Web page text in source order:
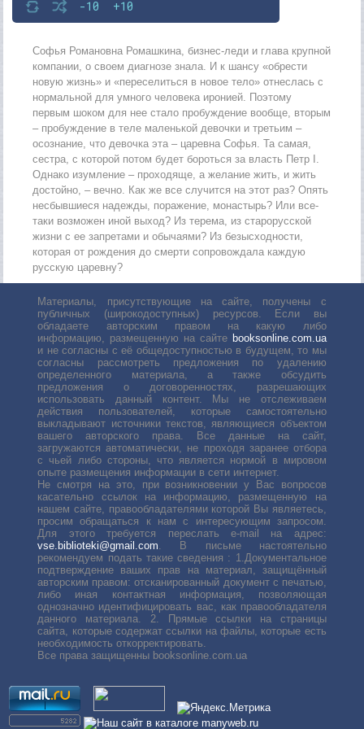
-10 +10
Софья Романовна Ромашкина, бизнес-леди и глава крупной
компании, о своем диагнозе знала. И к шансу «обрести
новую жизнь» и «переселиться в новое тело» отнеслась с
нормальной для умного человека иронией. Поэтому
первым шоком для нее стало пробуждение вообще, вторым
– пробуждение в теле маленькой девочки и третьим –
осознание, что девочка эта – царевна Софья. Та самая,
сестра, с которой потом будет бороться за власть Петр I.
Однако изумление – проходяще, а желание жить, и жить
достойно, – вечно. Как же все случится на этот раз? Опять
несбывшиеся надежды, поражение, монастырь? Или все-
таки возможен иной выход? Из терема, из старорусской
жизни с ее запретами и обычаями? Из безысходности,
которая от рождения до смерти сопровождала каждую
русскую царевну?
Материалы, присутствующие на сайте, получены с
публичных (широкодоступных) ресурсов. Если вы
обладаете авторским правом на какую либо
информацию, размещенную на сайте booksonline.com.ua
и не согласны с её общедоступностью в будущем, то мы
согласны рассмотреть предложения по удалению
определенного материала, а также обсудить
предложения о договоренностях, разрешающих
использовать данный контент. Мы не отслеживаем
действия пользователей, которые самостоятельно
выкладывают источники текстов, являющиеся объектом
вашего авторского права. Все данные на сайт,
загружаются автоматически, не проходя заранее отбора
с чьей либо стороны, что является нормой в мировом
опыте размещения информации в сети интернет.
Не смотря на это, при возникновении у Вас вопросов
касательно ссылок на информацию, размещенную на
нашем сайте, правообладателями которой Вы являетесь,
просим обращаться к нам с интересующим запросом.
Для этого требуется переслать е-mail на адрес:
vse.biblioteki@gmail.com. В письме настоятельно
рекомендуем подать такие сведения : 1.Документальное
подтверждение ваших прав на материал, защищённый
авторским правом: отсканированный документ с печатью,
либо иная контактная информация, позволяющая
однозначно идентифицировать вас, как правообладателя
данного материала. 2. Прямые ссылки на страницы
сайта, которые содержат ссылки на файлы, которые есть
необходимость откорректировать.
Все права защищенны booksonline.com.ua